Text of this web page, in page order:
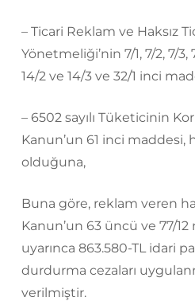
– Ticari Reklam ve Haksız
Yönetmeliği’nin 7/1, 7/2, 7/3,
14/2 ve 14/3 ve 32/1 inci
– 6502 sayılı Tüketicinin
Kanun’un 61 inci maddesi,
olduğuna,
Buna göre, reklam veren
Kanun’un 63 üncü ve 77/
uyarınca 863.580-TL idari
durdurma cezaları
verilmiştir.